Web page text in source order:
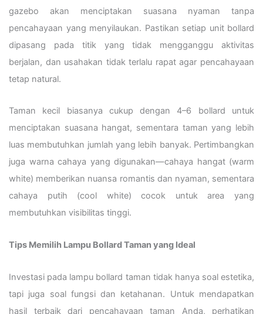
gazebo akan menciptakan suasana nyaman tanpa
pencahayaan yang menyilaukan. Pastikan setiap unit bollard
dipasang pada titik yang tidak mengganggu aktivitas
berjalan, dan usahakan tidak terlalu rapat agar pencahayaan
tetap natural.
Taman kecil biasanya cukup dengan 4–6 bollard untuk
menciptakan suasana hangat, sementara taman yang lebih
luas membutuhkan jumlah yang lebih banyak. Pertimbangkan
juga warna cahaya yang digunakan—cahaya hangat (warm
white) memberikan nuansa romantis dan nyaman, sementara
cahaya putih (cool white) cocok untuk area yang
membutuhkan visibilitas tinggi.
Tips Memilih Lampu Bollard Taman yang Ideal
Investasi pada lampu bollard taman tidak hanya soal estetika,
tapi juga soal fungsi dan ketahanan. Untuk mendapatkan
hasil terbaik dari pencahayaan taman Anda, perhatikan